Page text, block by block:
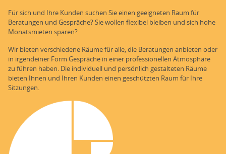
Für sich und Ihre Kunden suchen Sie einen geeigneten Raum für
Beratungen und Gespräche? Sie wollen flexibel bleiben und sich hohe
Monatsmieten sparen?
Wir bieten verschiedene Räume für alle, die Beratungen anbieten oder
in irgendeiner Form Gespräche in einer professionellen Atmosphäre
zu führen haben. Die individuell und persönlich gestalteten Räume
bieten Ihnen und Ihren Kunden einen geschützten Raum für Ihre
Sitzungen.